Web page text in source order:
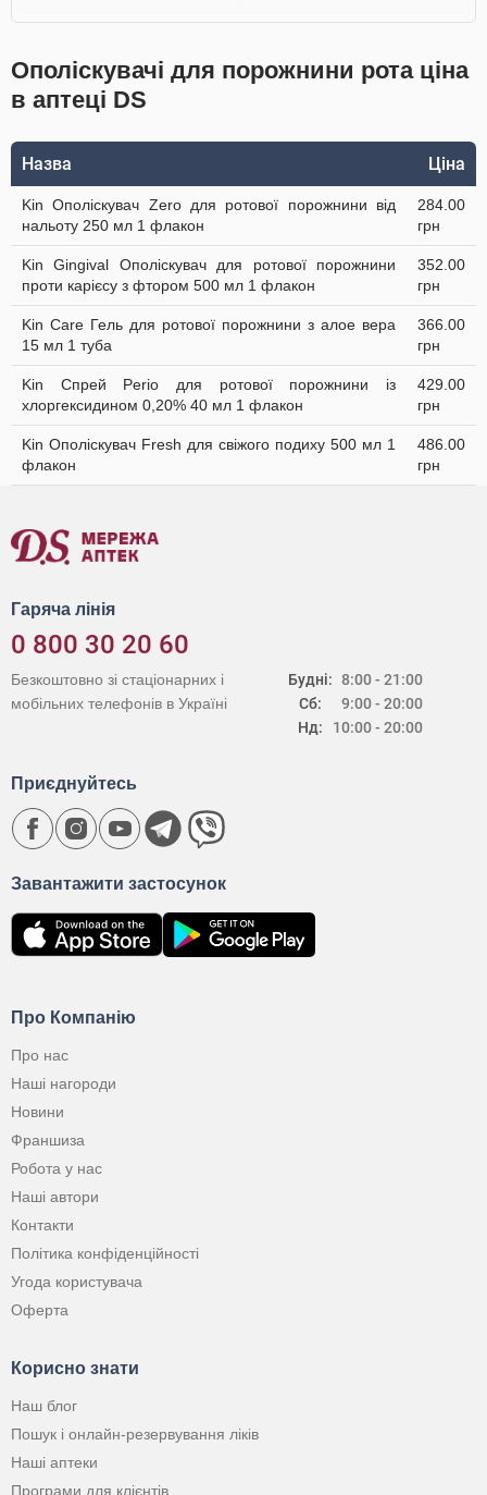
Ополіскувачі для порожнини рота ціна
в аптеці DS
Назва Ціна
Kin Ополіскувач Zero для ротової порожнини від
нальоту 250 мл 1 флакон
284.00
грн
Kin Gingival Ополіскувач для ротової порожнини
проти карієсу з фтором 500 мл 1 флакон
352.00
грн
Kin Care Гель для ротової порожнини з алое вера
15 мл 1 туба
366.00
грн
Kin Спрей Perio для ротової порожнини із
хлоргексидином 0,20% 40 мл 1 флакон
429.00
грн
Kin Ополіскувач Fresh для свіжого подиху 500 мл 1
флакон
486.00
грн
Гаряча лінія
0 800 30 20 60
Будні:
Сб:
Нд:
8:00 - 21:00
9:00 - 20:00
10:00 - 20:00
Безкоштовно зі стаціонарних і
мобільних телефонів в Україні
Про Компанію
Про нас
Наші нагороди
Новини
Франшиза
Робота у нас
Наші автори
Контакти
Політика конфіденційності
Угода користувача
Оферта
Корисно знати
Наш блог
Пошук і онлайн-резервування ліків
Наші аптеки
Програми для клієнтів
Завантажити застосунок
Приєднуйтесь